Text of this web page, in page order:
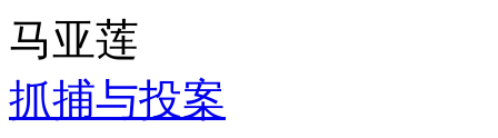
马亚莲
抓捕与投案